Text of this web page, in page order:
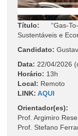
Título: “Gas-
Sustentáveis e
Candidato:
Data: 22/04/2026
Horário: 13h
Local: Remoto
LINK: AQUI
Orientador(es):
Prof. Argimiro
Prof. Stefano